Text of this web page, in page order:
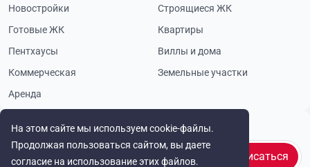
На этом сайте мы используем cookie-файлы.
Продолжая пользоваться сайтом, вы даете
согласие на использование этих файлов.
Будьте в курсе
Подписаться
Новостройки
Строящиеся ЖК
Готовые ЖК
Квартиры
Пентхаусы
Виллы и дома
Коммерческая
Земельные участки
Аренда